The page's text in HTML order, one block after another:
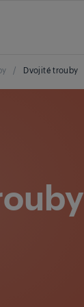
/ Dvojité trouby